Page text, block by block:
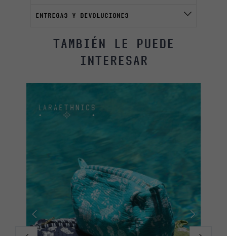
ENTREGAS Y DEVOLUCIONES
TAMBIÉN LE PUEDE
INTERESAR